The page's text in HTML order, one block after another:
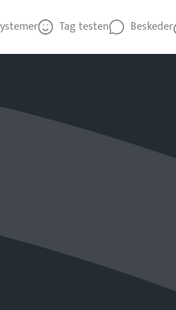
Tag testen Beskeder